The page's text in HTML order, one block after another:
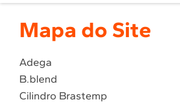
Atendimento
1º Geladeira
2
Fogao
4 º Lava Louça
5 º Cooktop
6º Microondas Brastemp
Mapa do Site
Adega
B.blend
Cilindro Brastemp